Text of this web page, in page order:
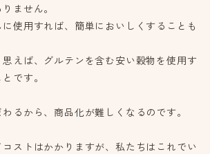
ません。
使用すれば、簡単においしくすることも
えば、グルテンを含む安い穀物を使用す
です。
るから、商品化が難しくなるのです。
ストはかかりますが、私たちはこれでい